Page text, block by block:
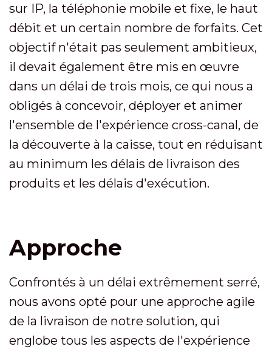
sur IP, la téléphonie mobile et fixe, le haut
débit et un certain nombre de forfaits. Cet
objectif n'était pas seulement ambitieux,
il devait également être mis en œuvre
dans un délai de trois mois, ce qui nous a
obligés à concevoir, déployer et animer
l'ensemble de l'expérience cross-canal, de
la découverte à la caisse, tout en réduisant
au minimum les délais de livraison des
produits et les délais d'exécution.
Approche
Confrontés à un délai extrêmement serré,
nous avons opté pour une approche agile
de la livraison de notre solution, qui
englobe tous les aspects de l'expérience